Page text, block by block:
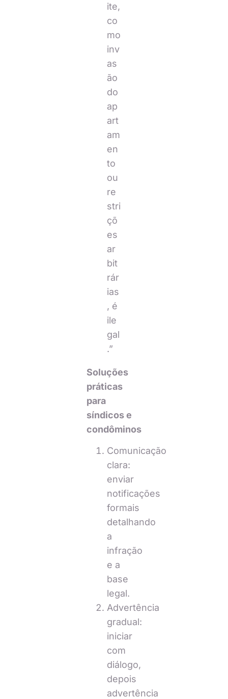
ite,
co
mo
inv
as
ão
do
ap
art
am
en
to
ou
re
stri
çõ
es
ar
bit
rár
ias
, é
ile
gal
.”
Soluções
práticas
para
síndicos e
condôminos
Comunicação
clara:
enviar
notificações
formais
detalhando
a
infração
e a
base
legal.
Advertência
gradual:
iniciar
com
diálogo,
depois
advertência